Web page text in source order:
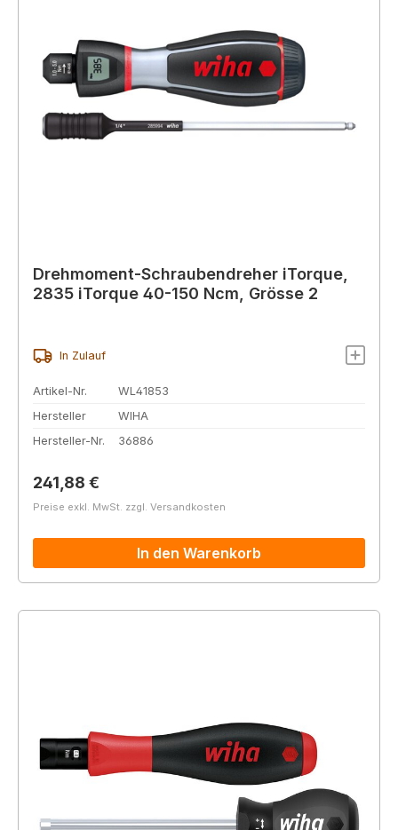
Drehmoment-Schraubendreher iTorque,
2835 iTorque 40-150 Ncm, Grösse 2
In Zulauf
Artikel-Nr.
WL41853
Hersteller
WIHA
Hersteller-Nr.
36886
Regulärer Preis:
241,88 €
Preise exkl. MwSt. zzgl. Versandkosten
In den Warenkorb